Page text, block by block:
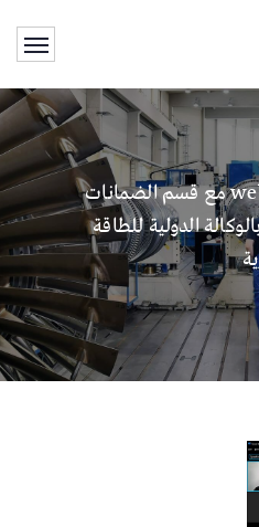
اجتماع افتراضي عبر webex مع قسم الضمانات
الدولية للطاقة